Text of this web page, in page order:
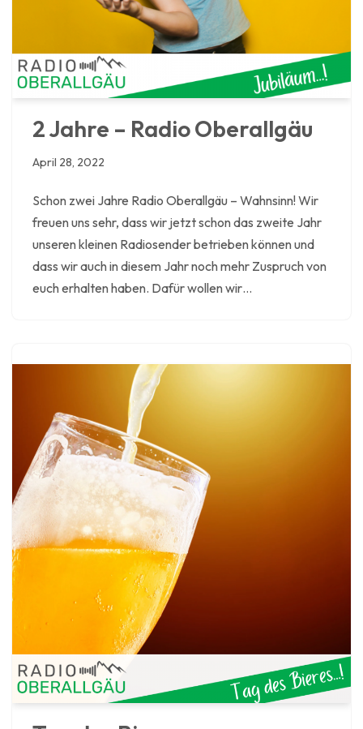
2 Jahre – Radio Oberallgäu
April 28, 2022
Schon zwei Jahre Radio Oberallgäu – Wahnsinn! Wir
freuen uns sehr, dass wir jetzt schon das zweite Jahr
unseren kleinen Radiosender betrieben können und
dass wir auch in diesem Jahr noch mehr Zuspruch von
euch erhalten haben. Dafür wollen wir…